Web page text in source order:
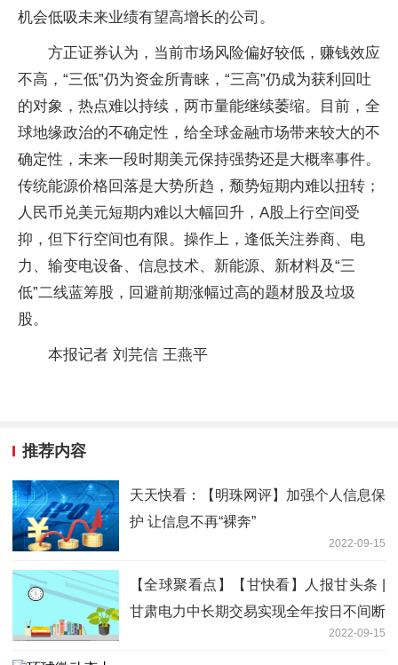
机会低吸未来业绩有望高增长的公司。
方正证券认为，当前市场风险偏好较低，赚钱效应
不高，“三低”仍为资金所青睐，“三高”仍成为获利回吐
的对象，热点难以持续，两市量能继续萎缩。目前，全
球地缘政治的不确定性，给全球金融市场带来较大的不
确定性，未来一段时期美元保持强势还是大概率事件。
传统能源价格回落是大势所趋，颓势短期内难以扭转；
人民币兑美元短期内难以大幅回升，A股上行空间受
抑，但下行空间也有限。操作上，逢低关注券商、电
力、输变电设备、信息技术、新能源、新材料及“三
低”二线蓝筹股，回避前期涨幅过高的题材股及垃圾
股。
本报记者 刘芫信 王燕平
推荐内容
天天快看：【明珠网评】加强个人信息保
护 让信息不再“裸奔”
2022-09-15
【全球聚看点】【甘快看】人报甘头条 |
甘肃电力中长期交易实现全年按日不间断
2022-09-15